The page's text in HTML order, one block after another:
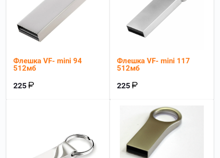
Флешка VF- mini 94
512мб
225
Флешка VF- mini 117
512мб
225